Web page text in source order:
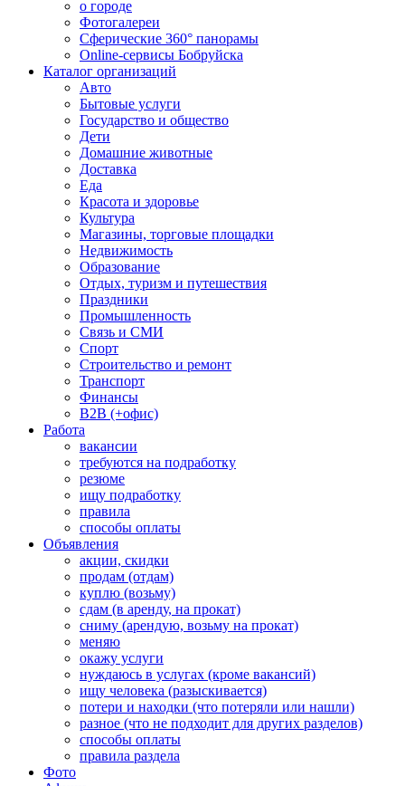
о городе
Фотогалереи
Сферические 360° панорамы
Online-сервисы Бобруйска
Каталог организаций
Авто
Бытовые услуги
Государство и общество
Дети
Домашние животные
Доставка
Еда
Красота и здоровье
Культура
Магазины, торговые площадки
Недвижимость
Образование
Отдых, туризм и путешествия
Праздники
Промышленность
Связь и СМИ
Спорт
Строительство и ремонт
Транспорт
Финансы
B2B (+офис)
Работа
вакансии
требуются на подработку
резюме
ищу подработку
правила
способы оплаты
Объявления
акции, скидки
продам (отдам)
куплю (возьму)
сдам (в аренду, на прокат)
сниму (арендую, возьму на прокат)
меняю
окажу услуги
нуждаюсь в услугах (кроме вакансий)
ищу человека (разыскивается)
потери и находки (что потеряли или нашли)
разное (что не подходит для других разделов)
способы оплаты
правила раздела
Фото